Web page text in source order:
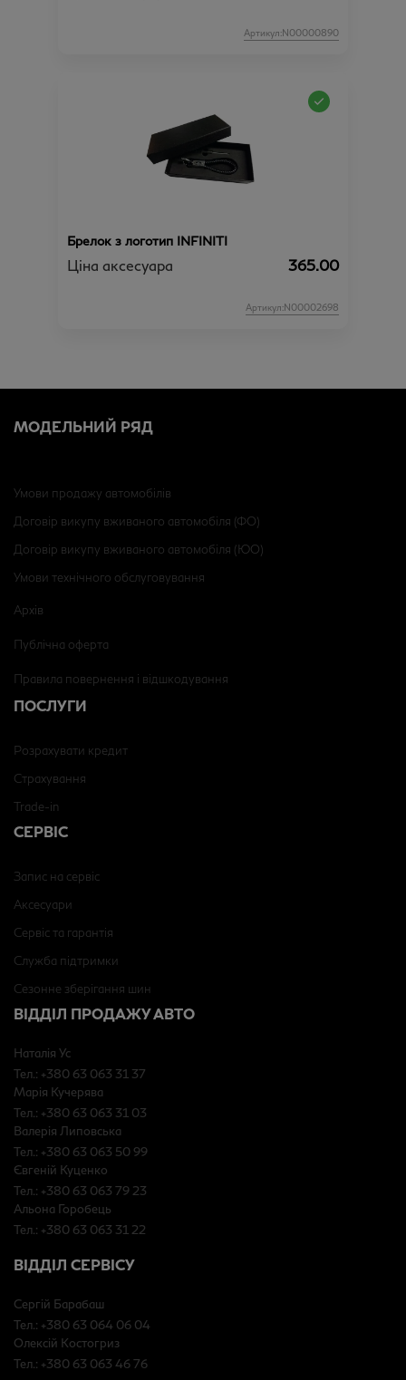
Артикул:N00000890
Брелок з логотип INFINITI
Ціна аксесуара 365.00
Артикул:N00002698
МОДЕЛЬНИЙ РЯД
Умови продажу автомобілів
Договір викупу вживаного автомобіля (ФО)
Договір викупу вживаного автомобіля (ЮО)
Умови технічного обслуговування
Архів
Публічна оферта
Правила повернення і відшкодування
ПОСЛУГИ
Розрахувати кредит
Страхування
Trade-in
СЕРВІС
Запис на сервіс
Аксесуари
Сервіс та гарантія
Служба підтримки
Сезонне зберігання шин
ВІДДІЛ ПРОДАЖУ АВТО
Наталія Ус
Тел.: +380 63 063 31 37
Марія Кучерява
Тел.: +380 63 063 31 03
Валерія Липовська
Тел.: +380 63 063 50 99
Євгеній Куценко
Тел.: +380 63 063 79 23
Альона Горобець
Тел.: +380 63 063 31 22
ВІДДІЛ СЕРВІСУ
Сергій Барабаш
Тел.: +380 63 064 06 04
Олексій Костогриз
Тел.: +380 63 063 46 76